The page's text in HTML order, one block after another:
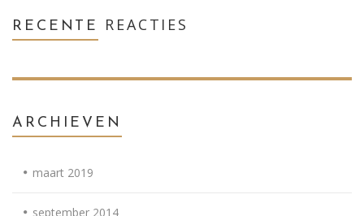
RECENTE REACTIES
ARCHIEVEN
maart 2019
september 2014